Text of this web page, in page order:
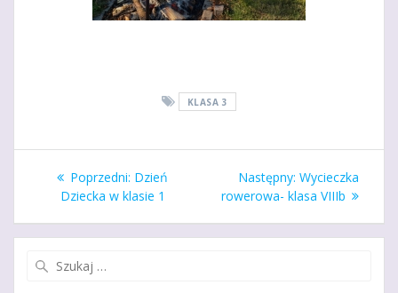
KLASA 3
Nawigacja
wpisu
Poprzedni: Poprzedni
wpis:
Dzień
Dziecka w klasie 1
Następny: Następny
wpis:
Wycieczka
rowerowa- klasa VIIIb